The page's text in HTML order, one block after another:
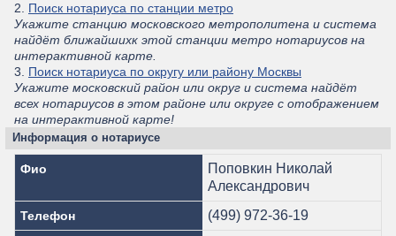
2. Поиск нотариуса по станции метро
Укажите станцию московского метрополитена и система
найдёт ближайшихк этой станции метро нотариусов на
интерактивной карте.
3. Поиск нотариуса по округу или району Москвы
Укажите московский район или округ и система найдёт
всех нотариусов в этом районе или округе с отображением
на интерактивной карте!
Информация о нотариусе
Фио
Поповкин Николай
Александрович
Телефон (499) 972-36-19